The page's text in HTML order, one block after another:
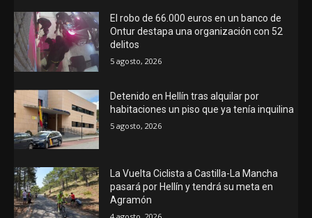
El robo de 66.000 euros en un banco de
Ontur destapa una organización con 52
delitos
5 agosto, 2026
Detenido en Hellín tras alquilar por
habitaciones un piso que ya tenía inquilina
5 agosto, 2026
La Vuelta Ciclista a Castilla-La Mancha
pasará por Hellín y tendrá su meta en
Agramón